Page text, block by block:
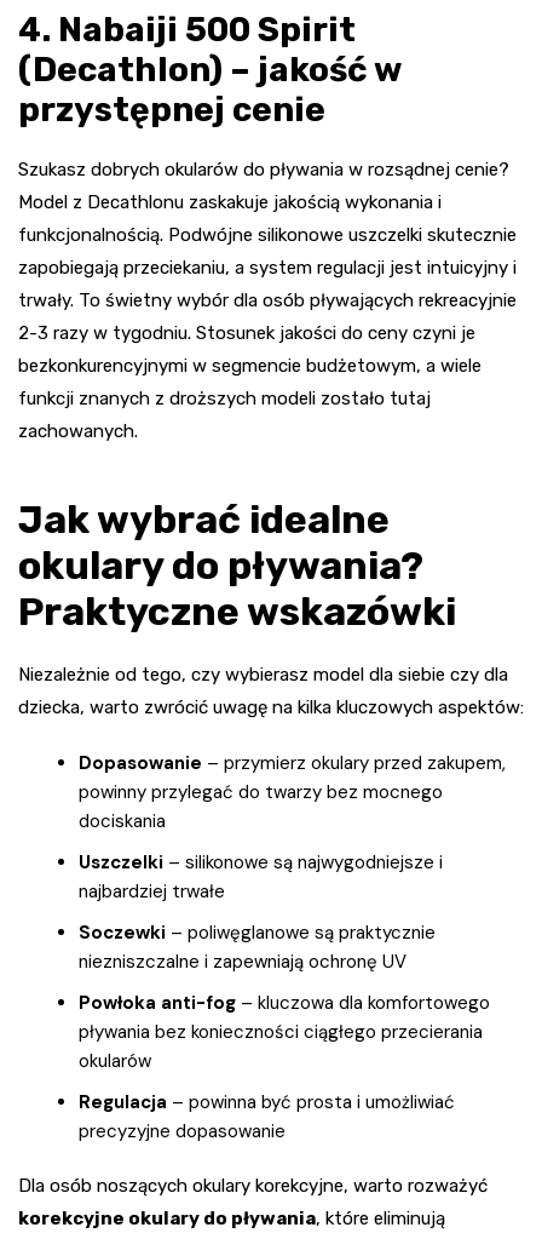
4. Nabaiji 500 Spirit
(Decathlon) – jakość w
przystępnej cenie
Szukasz dobrych okularów do pływania w rozsądnej cenie?
Model z Decathlonu zaskakuje jakością wykonania i
funkcjonalnością. Podwójne silikonowe uszczelki skutecznie
zapobiegają przeciekaniu, a system regulacji jest intuicyjny i
trwały. To świetny wybór dla osób pływających rekreacyjnie
2-3 razy w tygodniu. Stosunek jakości do ceny czyni je
bezkonkurencyjnymi w segmencie budżetowym, a wiele
funkcji znanych z droższych modeli zostało tutaj
zachowanych.
Jak wybrać idealne
okulary do pływania?
Praktyczne wskazówki
Niezależnie od tego, czy wybierasz model dla siebie czy dla
dziecka, warto zwrócić uwagę na kilka kluczowych aspektów:
Dopasowanie – przymierz okulary przed zakupem,
powinny przylegać do twarzy bez mocnego
dociskania
Uszczelki – silikonowe są najwygodniejsze i
najbardziej trwałe
Soczewki – poliwęglanowe są praktycznie
niezniszczalne i zapewniają ochronę UV
Powłoka anti-fog – kluczowa dla komfortowego
pływania bez konieczności ciągłego przecierania
okularów
Regulacja – powinna być prosta i umożliwiać
precyzyjne dopasowanie
Dla osób noszących okulary korekcyjne, warto rozważyć
korekcyjne okulary do pływania, które eliminują